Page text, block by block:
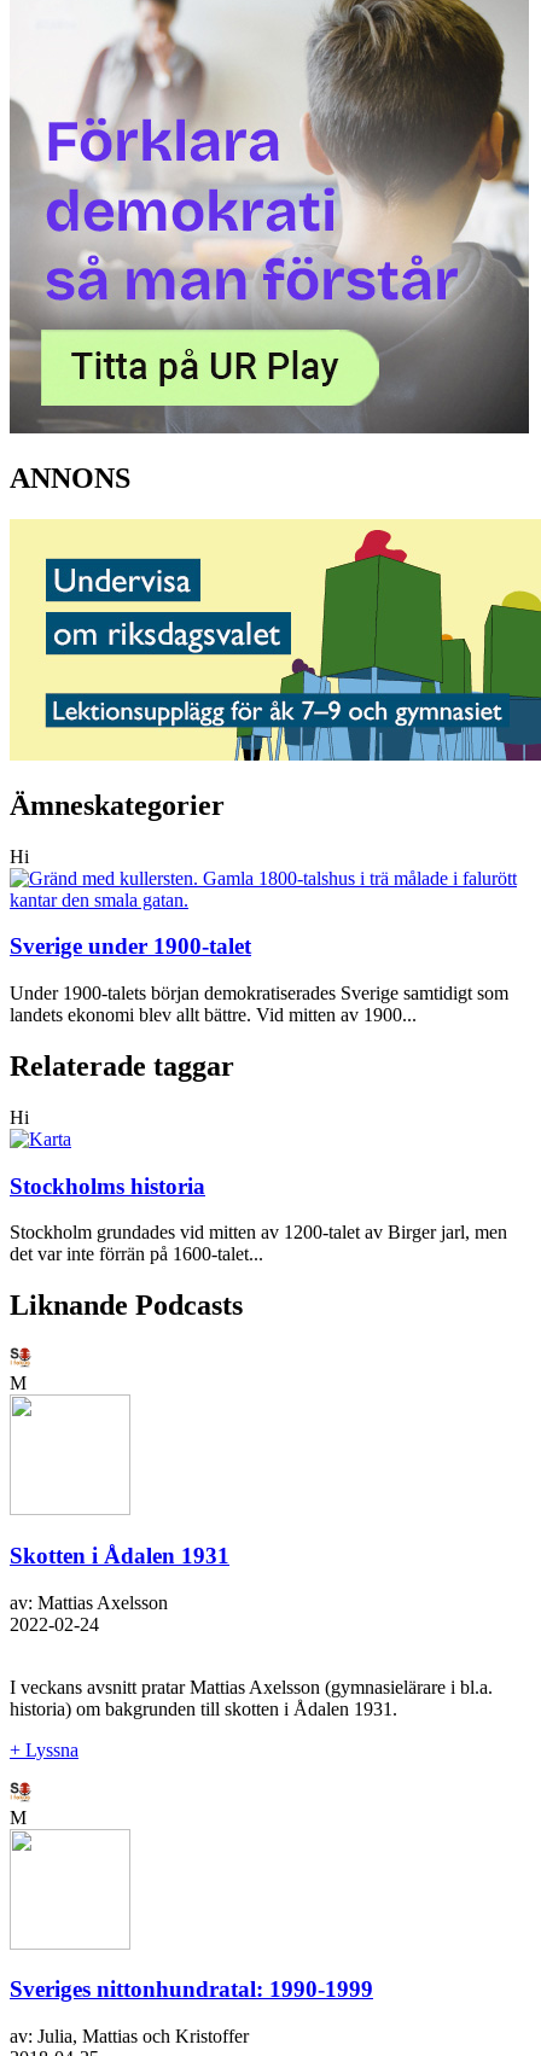
ANNONS
Ämneskategorier
Hi
Sverige under 1900-talet
Under 1900-talets början demokratiserades Sverige samtidigt som
landets ekonomi blev allt bättre. Vid mitten av 1900...
Relaterade taggar
Hi
Stockholms historia
Stockholm grundades vid mitten av 1200-talet av Birger jarl, men
det var inte förrän på 1600-talet...
Liknande Podcasts
M
Skotten i Ådalen 1931
av: Mattias Axelsson
2022-02-24
I veckans avsnitt pratar Mattias Axelsson (gymnasielärare i bl.a.
historia) om bakgrunden till skotten i Ådalen 1931.
+ Lyssna
M
Sveriges nittonhundratal: 1990-1999
av: Julia, Mattias och Kristoffer